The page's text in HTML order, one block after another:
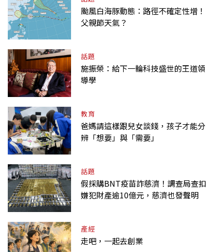
颱風白海豚動態：路徑不確定性增！
父親節天氣？
話題
施振榮：給下一輪科技盛世的王道領
導學
教育
爸媽請這樣跟兒女談錢，孩子才能分
辨「想要」與「需要」
話題
假採購BNT疫苗詐慈濟！調查局查扣
嫌犯財產逾10億元，慈濟也發聲明
產經
走吧，一起去創業